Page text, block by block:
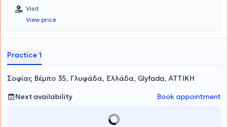
postgraduate degree (MSc) in Mental Health Promotion and
Prevention of Psychiatric Disorders from the Medical School of the
National and Kapodistrian University of Athens. Notable is his
specialization in dementia, vascular brain diseases, memory
Visit
View price
Practice 1
Σοφίας Βέμπο 35, Γλυφάδα, Ελλάδα, Glyfada, ΑΤΤΙΚΗ
Next availability
Book appointment